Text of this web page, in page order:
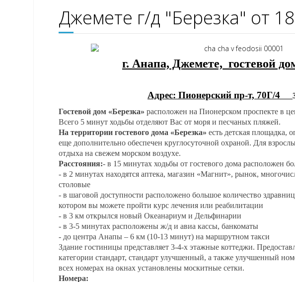
Джемете г/д "Березка" от
г. Анапа, Джемете, гостевой
Адрес: Пионерский пр-т, 70Г/4
Гостевой дом «Березка» расположен на Пионерском проспекте в
Всего 5 минут ходьбы отделяют Вас от моря и песчаных пляжей.
На территории гостевого дома «Березка» есть детская площадка,
еще дополнительно обеспечен круглосуточной охраной. Для
отдыха на свежем морском воздухе.
Расстояния:- в 15 минутах ходьбы от гостевого дома расположен
- в 2 минутах находятся аптека, магазин «Магнит», рынок,
столовые
- в шаговой доступности расположено большое количество
котором вы можете пройти курс лечения или реабилитации
- в 3 км открылся новый Океанариум и Дельфинарии
- в 3-5 минутах расположены ж/д и авиа кассы, банкоматы
- до центра Анапы – 6 км (10-13 минут) на маршрутном такси
Здание гостиницы представляет 3-4-х этажные коттеджи.
категории стандарт, стандарт улучшенный, а также улучшенный
всех номерах на окнах установлены москитные сетки.
Номера: